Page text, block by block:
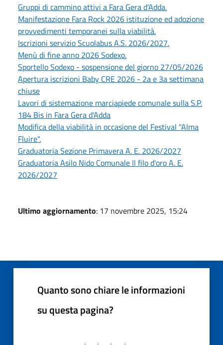
Gruppi di cammino attivi a Fara Gera d'Adda.
Manifestazione Fara Rock 2026 istituzione ed adozione
provvedimenti temporanei sulla viabilità.
Iscrizioni servizio Scuolabus A.S. 2026/2027.
Menù di fine anno 2026 Sodexo.
Sportello Sodexo - sospensione del giorno 27/05/2026
Apertura iscrizioni Baby CRE 2026 - 2a e 3a settimana
chiuse
Lavori di sistemazione marciapiede comunale sulla S.P.
184 Bis in Fara Gera d'Adda
Modifica della viabilità in occasione del Festival "Alma
Fluire".
Graduatoria Sezione Primavera A. E. 2026/2027
Graduatoria Asilo Nido Comunale Il filo d'oro A. E.
2026/2027
Ultimo aggiornamento: 17 novembre 2025, 15:24
Quanto sono chiare le informazioni
su questa pagina?